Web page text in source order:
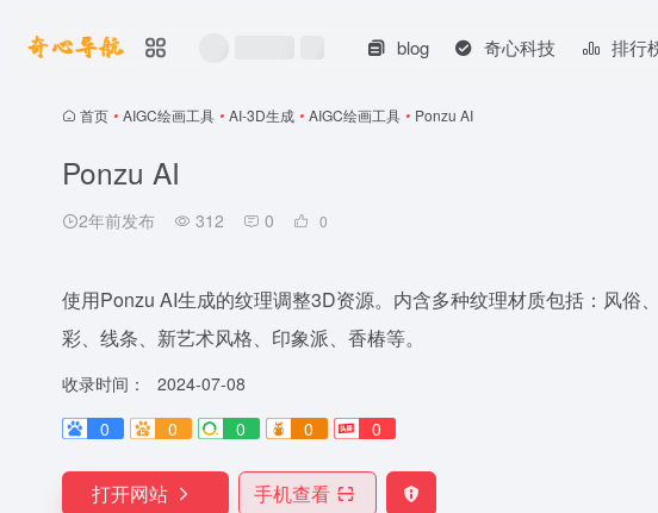
blog 奇心科技 排行
首页 • AIGC绘画工具 • AI-3D生成 • AIGC绘画工具 • Ponzu AI
Ponzu AI
2年前发布 312 0 0
使用Ponzu AI生成的纹理调整3D资源。内含多种纹理材质包括：风俗
彩、线条、新艺术风格、印象派、香椿等。
收录时间：
2024-07-08
0
0 0 0 0
打开网站 手机查看